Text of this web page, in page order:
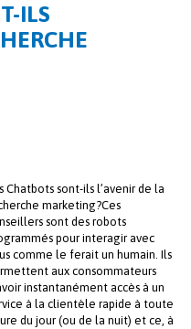
ILS
Chatbots sont-ils l’avenir de la
marketing?Ces
sont des robots
pour interagir avec
comme le ferait un humain. Ils
aux consommateurs
instantanément accès à un
à la clientèle rapide à toute
du jour (ou de la nuit) et ce, à